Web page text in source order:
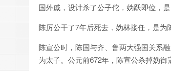
国外戚，设计杀了公子佗，妫跃即位，是
陈厉公干了7年后死去，妫林接任，是为
陈宣公时，陈国与齐、鲁两大强国关系
为太子。公元前672年，陈宣公杀掉妫御